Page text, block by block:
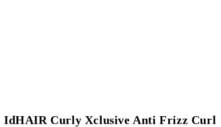
IdHAIR Curly Xclusive Anti Frizz Curl